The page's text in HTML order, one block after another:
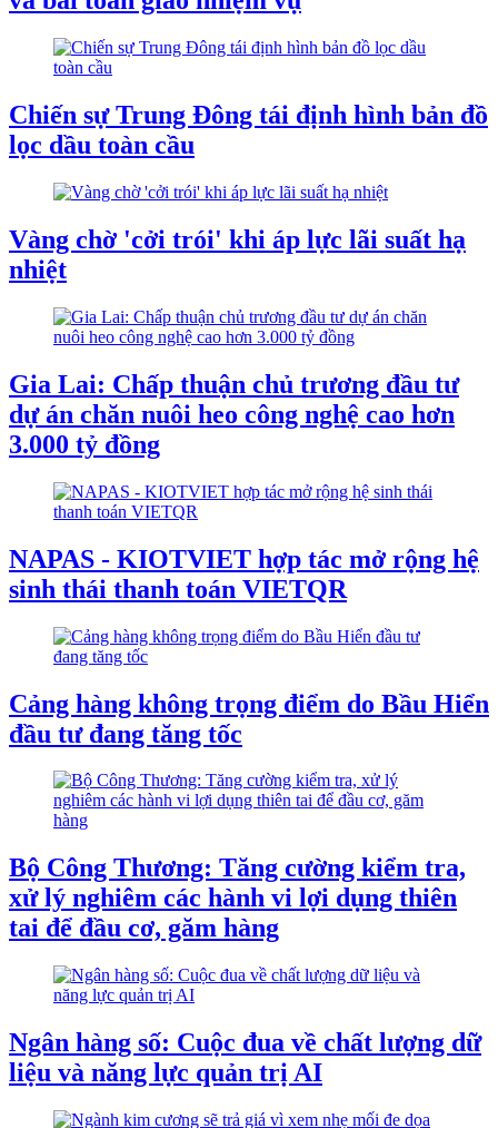
Chiến sự Trung Đông tái định hình bản đồ
lọc dầu toàn cầu
Vàng chờ 'cởi trói' khi áp lực lãi suất hạ
nhiệt
Gia Lai: Chấp thuận chủ trương đầu tư
dự án chăn nuôi heo công nghệ cao hơn
3.000 tỷ đồng
NAPAS - KIOTVIET hợp tác mở rộng hệ
sinh thái thanh toán VIETQR
Cảng hàng không trọng điểm do Bầu Hiển
đầu tư đang tăng tốc
Bộ Công Thương: Tăng cường kiểm tra,
xử lý nghiêm các hành vi lợi dụng thiên
tai để đầu cơ, găm hàng
Ngân hàng số: Cuộc đua về chất lượng dữ
liệu và năng lực quản trị AI